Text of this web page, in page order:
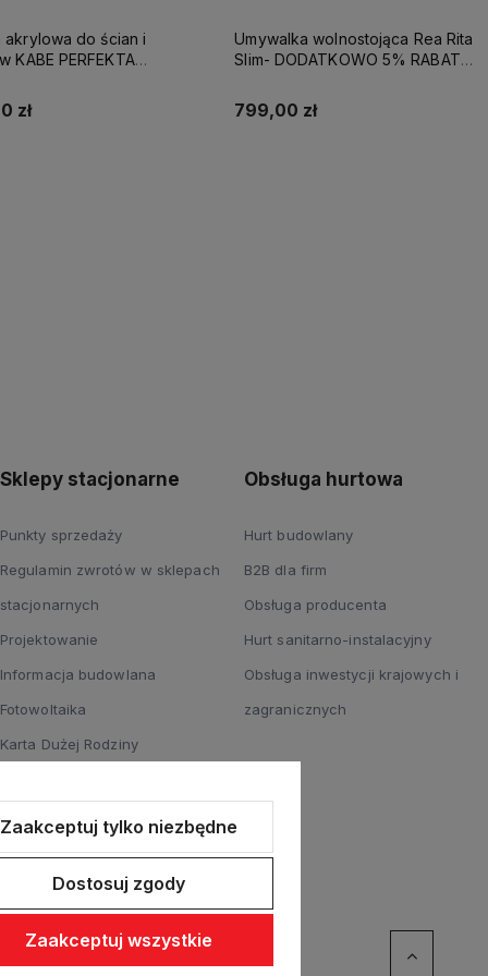
akrylowa do ścian i
KABE PERFEKTA
zł
Umywalka wolnostojąca Rea Rita
Slim- DODATKOWO 5% RABATU
799,00 zł
Sklepy stacjonarne
Punkty sprzedaży
Regulamin zwrotów w sklepach
stacjonarnych
Projektowanie
Informacja budowlana
Fotowoltaika
Karta Dużej Rodziny
Informacja o monitoringu wizyjnym
Obsługa hurtowa
Hurt budowlany
B2B dla firm
Obsługa producenta
Hurt sanitarno-instalacyjny
Obsługa inwestycji krajowych i
zagranicznych
Zaakceptuj tylko niezbędne
Dostosuj zgody
Zaakceptuj wszystkie